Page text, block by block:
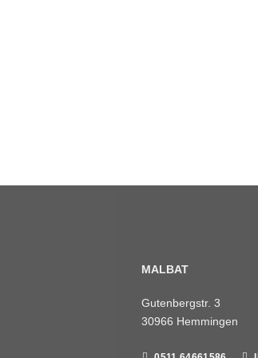
MALBAT
Gutenbergstr. 3
30966 Hemmingen